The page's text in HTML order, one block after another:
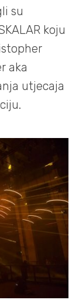
su
koju
aka
utjecaja